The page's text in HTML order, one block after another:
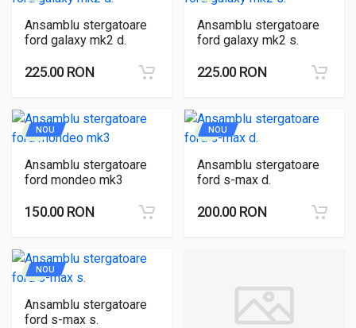
Ansamblu stergatoare
ford galaxy mk2 d.
225.00 RON
Ansamblu stergatoare
ford galaxy mk2 s.
225.00 RON
NOU
Ansamblu stergatoare
ford mondeo mk3
150.00 RON
NOU
Ansamblu stergatoare
ford s-max d.
200.00 RON
NOU
Ansamblu stergatoare
ford s-max s.